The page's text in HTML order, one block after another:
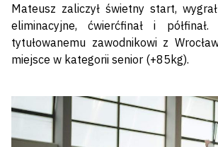
Mateusz zaliczył świetny start,
eliminacyjne, ćwierćfinał i
tytułowanemu zawodnikowi z
miejsce w kategorii senior (+85kg).